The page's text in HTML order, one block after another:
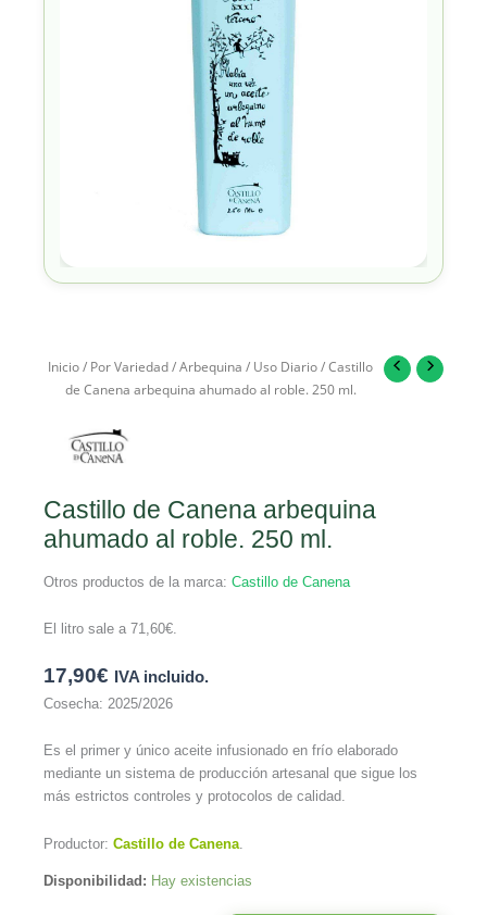
Inicio/ Por Variedad/Arbequina / Uso Diario/ Castillo
de Canena arbequina ahumado al roble. 250 ml.
Castillo de Canena arbequina
ahumado al roble. 250 ml.
Otros productos de la marca: Castillo de Canena
El litro sale a 71,60€
17,90€ IVA incluido.
Cosecha: 2025/2026
Es el primer y único aceite infusionado en frío elaborado
mediante un sistema de producción artesanal que sigue los
más estrictos controles y protocolos de calidad.
Productor: Castillo de Canena
Disponibilidad: Hay existencias